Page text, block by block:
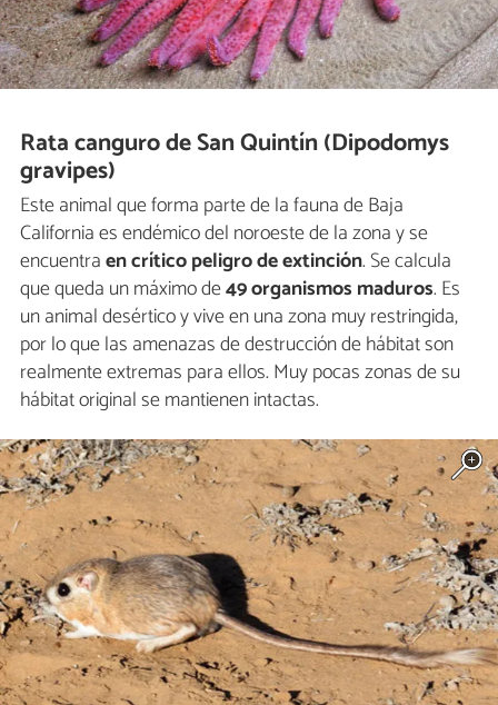
Rata canguro de San Quintín (Dipodomys
gravipes)
Este animal que forma parte de la fauna de Baja
California es endémico del noroeste de la zona y se
encuentraen crítico peligro de extinción. Se calcula
que queda un máximo de49 organismos maduros. Es
un animal desértico y vive en una zona muy restringida,
por lo que las amenazas de destrucción de hábitat son
realmente extremas para ellos. Muy pocas zonas de su
hábitat original se mantienen intactas.